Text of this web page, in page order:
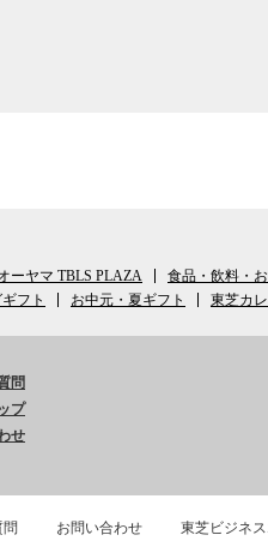
ーヤマ TBLS PLAZA 食品・飲料・
フト お中元・夏ギフト 東芝カ
問
プ
せ
問 お問い合わせ 東芝ビジネ